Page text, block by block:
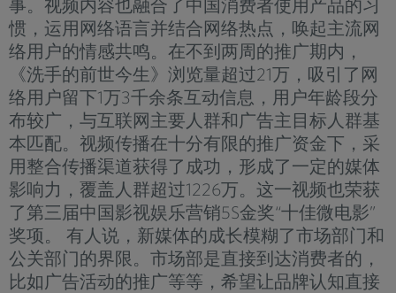
事。视频内容也融合了中国消费者使用产品的习
惯，运用网络语言并结合网络热点，唤起主流网
络用户的情感共鸣。在不到两周的推广期内，
《洗手的前世今生》浏览量超过21万，吸引了网
络用户留下1万3千余条互动信息，用户年龄段分
布较广，与互联网主要人群和广告主目标人群基
本匹配。视频传播在十分有限的推广资金下，采
用整合传播渠道获得了成功，形成了一定的媒体
影响力，覆盖人群超过1226万。这一视频也荣获
了第三届中国影视娱乐营销5S金奖“十佳微电影”
奖项。 有人说，新媒体的成长模糊了市场部门和
公关部门的界限。市场部是直接到达消费者的，
比如广告活动的推广等等，希望让品牌认知直接